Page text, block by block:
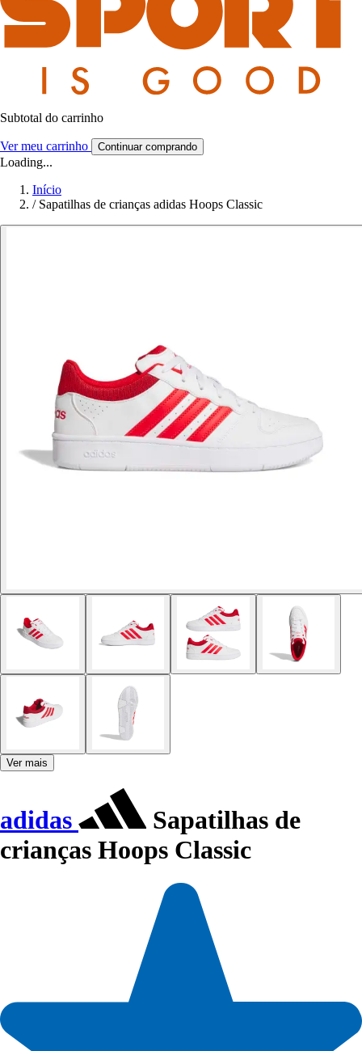
Subtotal do carrinho
Ver meu carrinho Continuar comprando
Loading...
Início
/ Sapatilhas de crianças adidas Hoops Classic
Ver mais
adidas
Sapatilhas de
crianças Hoops Classic